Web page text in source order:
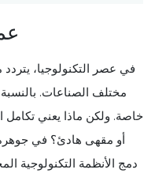
في عصر التكنولوجيا،
مختلف الصناعات.
خاصة. ولكن ماذا يعني
أو مقهى هادئ؟ في
دمج الأنظمة التكنولوجية